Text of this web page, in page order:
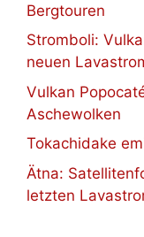
Bergtouren
Stromboli:
neuen
Vulkan
Aschewolken
Tokachidake
Ätna:
letzten